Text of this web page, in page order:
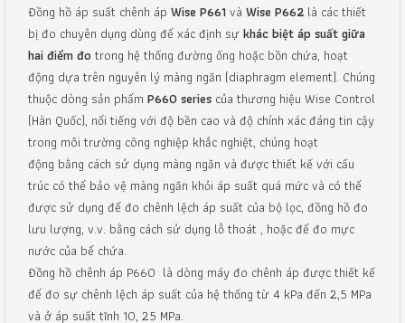
Đồng hồ áp suất chênh áp Wise P661và Wise P662 là các thiết
bị đo chuyên dụng dùng để xác định sựkhác biệt áp suất giữa
hai điểm đo trong hệ thống đường ống hoặc bồn chứa, hoạt
động dựa trên nguyên lý màng ngăn (diaphragm element). Chúng
thuộc dòng sản phẩm P660 series của thương hiệu Wise Control
(Hàn Quốc), nổi tiếng với độ bền cao và độ chính xác đáng tin cậy
trong môi trường công nghiệp khắc nghiệt, chúng hoạt
động bằng cách sử dụng màng ngăn và được thiết kế với cấu
trúc có thể bảo vệ màng ngăn khỏi áp suất quá mức và có thể
được sử dụng để đo chênh lệch áp suất của bộ lọc, đồng hồ đo
lưu lượng, v.v. bằng cách sử dụng lỗ thoát , hoặc để đo mực
nước của bể chứa.
Đồng hồ chênh áp P660 là dòng máy đo chênh áp được thiết kế
để đo sự chênh lệch áp suất của hệ thống từ ​​4 kPa đến 2,5 MPa
và ở áp suất tĩnh 10, 25 MPa.